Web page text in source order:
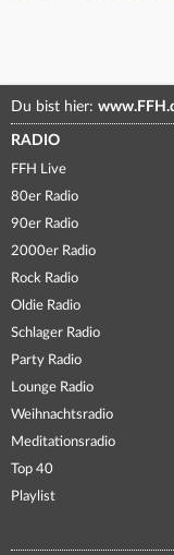
Du bist hier:
RADIO
FFH Live
80er Radio
90er Radio
2000er Radio
Rock Radio
Oldie Radio
Schlager Radio
Party Radio
Lounge Radio
Weihnachtsradio
Meditationsradio
Top 40
Playlist